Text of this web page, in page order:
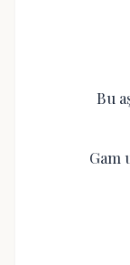
Bu
Gam